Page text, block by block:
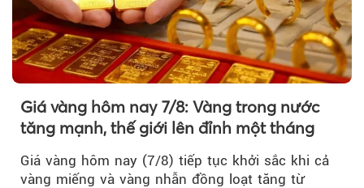
Giá vàng hôm nay 7/8: Vàng trong nước
tăng mạnh, thế giới lên đỉnh một tháng
Giá vàng hôm nay (7/8) tiếp tục khởi sắc khi cả
vàng miếng và vàng nhẫn đồng loạt tăng từ